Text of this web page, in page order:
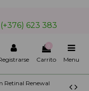
(+376) 623 383
Carrito Menu
Retinal Renewal